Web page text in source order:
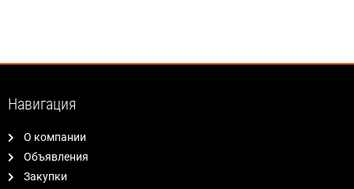
Навигация
О компании
Объявления
Закупки